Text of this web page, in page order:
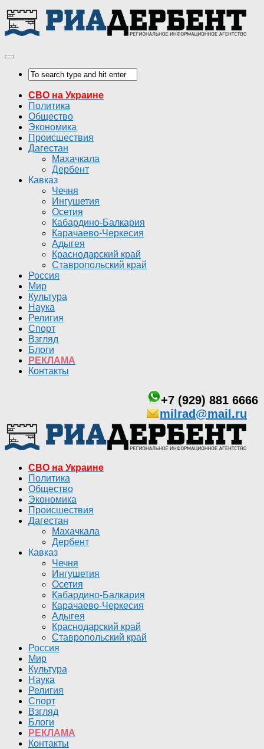
СВО на Украине
Политика
Общество
Экономика
Происшествия
Дагестан
Махачкала
Дербент
Кавказ
Чечня
Ингушетия
Осетия
Кабардино-Балкария
Карачаево-Черкесия
Адыгея
Краснодарский край
Ставропольский край
Россия
Мир
Культура
Наука
Религия
Спорт
Взгляд
Блоги
РЕКЛАМА
Контакты
+7 (929) 881 6666
milrad@mail.ru
СВО на Украине
Политика
Общество
Экономика
Происшествия
Дагестан
Махачкала
Дербент
Кавказ
Чечня
Ингушетия
Осетия
Кабардино-Балкария
Карачаево-Черкесия
Адыгея
Краснодарский край
Ставропольский край
Россия
Мир
Культура
Наука
Религия
Спорт
Взгляд
Блоги
РЕКЛАМА
Контакты